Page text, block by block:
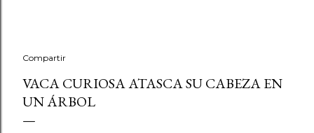
Compartir
VACA CURIOSA ATASCA SU CABEZA EN
UN ÁRBOL